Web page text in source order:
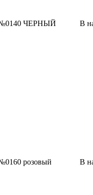
ЧЕРНЫЙ В
розовый В